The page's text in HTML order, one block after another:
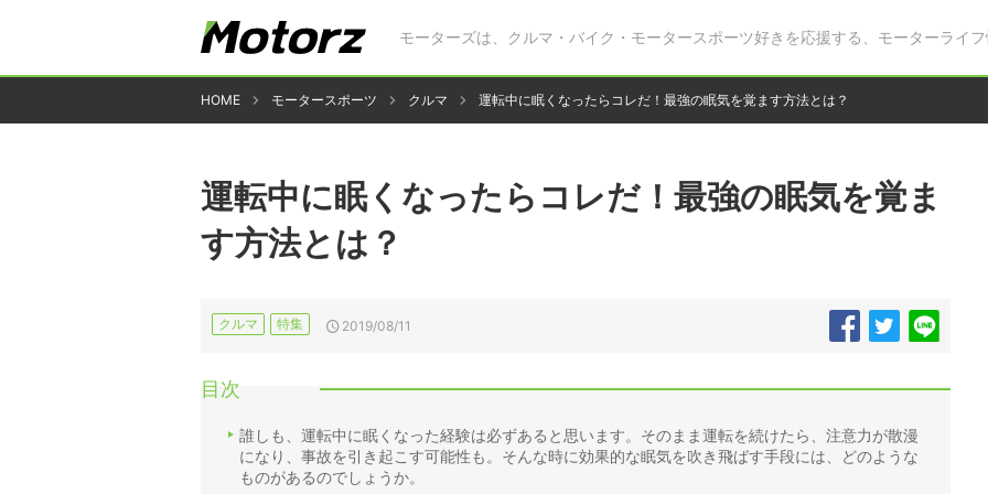
モーターズは、クルマ・バイク・モータースポーツ好きを応援する、モーターライフ
HOME モータースポーツ クルマ 運転中に眠くなったらコレだ！最強の眠気を覚ます方法とは？
運転中に眠くなったらコレだ！最強の眠気を覚ま
す方法とは？
クルマ 特集 2019/08/11
目次
誰しも、運転中に眠くなった経験は必ずあると思います。そのまま運転を続けたら、注意力が散漫
になり、事故を引き起こす可能性も。そんな時に効果的な眠気を吹き飛ばす手段には、どのような
ものがあるのでしょうか。